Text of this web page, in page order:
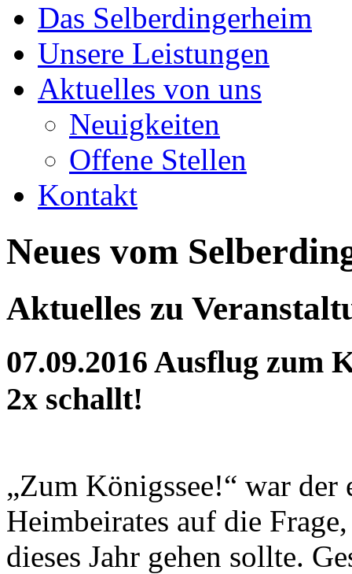
Das Selberdingerheim
Unsere Leistungen
Aktuelles von uns
Neuigkeiten
Offene Stellen
Kontakt
Neues vom
Aktuelles zu
07.09.2016 Ausflug zum
2x schallt!
„Zum Königssee!“ war der
Heimbeirates auf die
dieses Jahr gehen sollte.